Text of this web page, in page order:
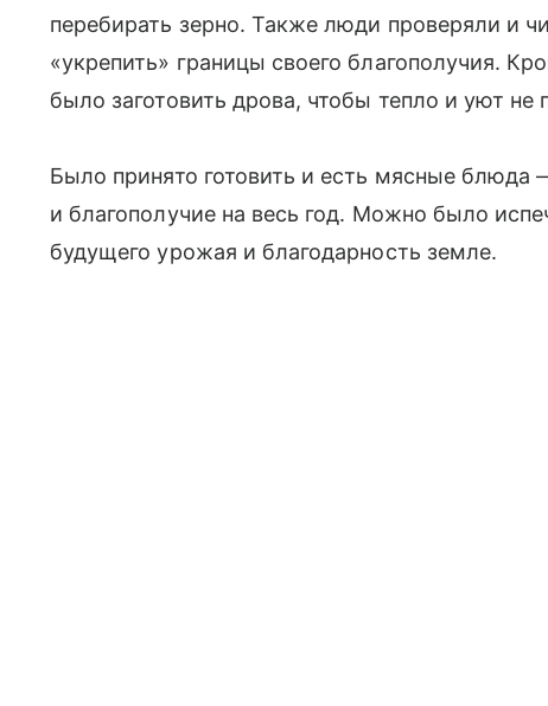
перебирать зерно. Также люди проверяли и
«укрепить» границы своего благополучия.
было заготовить дрова, чтобы тепло и уют не
Было принято готовить и есть мясные блюда
и благополучие на весь год. Можно было
будущего урожая и благодарность земле.